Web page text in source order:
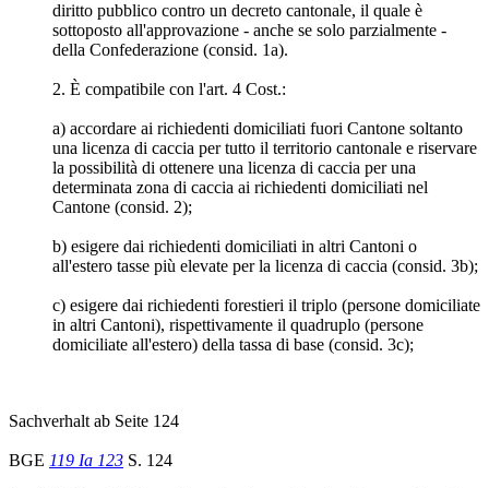
diritto pubblico contro un decreto cantonale, il quale è
sottoposto all'approvazione - anche se solo parzialmente -
della Confederazione (consid. 1a).
2. È compatibile con l'art. 4 Cost.:
a) accordare ai richiedenti domiciliati fuori Cantone soltanto
una licenza di caccia per tutto il territorio cantonale e riservare
la possibilità di ottenere una licenza di caccia per una
determinata zona di caccia ai richiedenti domiciliati nel
Cantone (consid. 2);
b) esigere dai richiedenti domiciliati in altri Cantoni o
all'estero tasse più elevate per la licenza di caccia (consid. 3b);
c) esigere dai richiedenti forestieri il triplo (persone domiciliate
in altri Cantoni), rispettivamente il quadruplo (persone
domiciliate all'estero) della tassa di base (consid. 3c);
Sachverhalt ab Seite 124
BGE 119 Ia 123 S. 124